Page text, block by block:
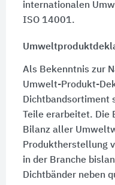
internationalen
ISO 14001.
Als Bekenntnis zur
Umwelt-Produkt-
Dichtbandsortiment
Teile erarbeitet. Die
Bilanz aller
Produktherstellung
in der Branche
Dichtbänder neben